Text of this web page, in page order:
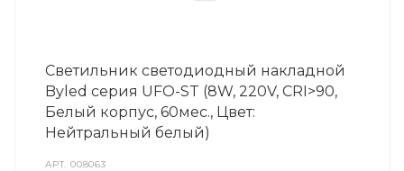
Светильник светодиодный накладной
Byled серия UFO-ST (8W, 220V, CRI>90,
Белый корпус, 60мес., Цвет:
Нейтральный белый)
АРТ.008063